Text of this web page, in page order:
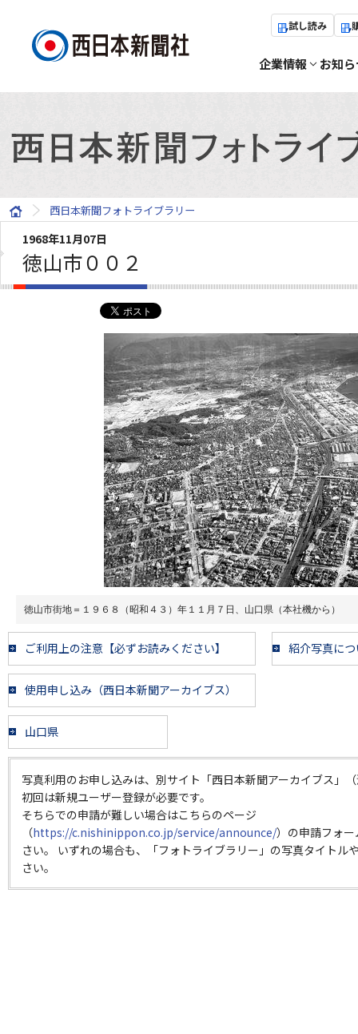
試し読み
企業情報 お知
西日本新聞フォトライブラリー
1968年11月07日
徳山市００２
徳山市街地＝１９６８（昭和４３）年１１月７日、山口県（本社機から）
ご利用上の注意【必ずお読みください】 紹介写真に
使用申し込み（西日本新聞アーカイブス）
山口県
写真利用のお申し込みは、別サイト「西日本新聞アーカイブス」
初回は新規ユーザー登録が必要です。
そちらでの申請が難しい場合はこちらのページ
（https://c.nishinippon.co.jp/service/announce/）の申請フォ
さい。 いずれの場合も、「フォトライブラリー」の写真タイトル
さい。